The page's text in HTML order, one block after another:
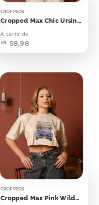
CROPPEDS
Cropped Max Chic Ursinha
A partir de:
R$ 59,98
CROPPEDS
Cropped Max Pink Wilderness